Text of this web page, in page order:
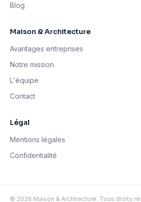
Blog
Maison & Architecture
Avantages entreprises
Notre mission
L'équipe
Contact
Légal
Mentions légales
Confidentialité
© 2026 Maison & Architecture. Tous droits